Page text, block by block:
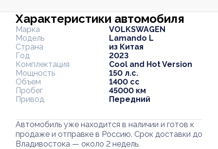
Характеристики автомобиля
Марка
VOLKSWAGEN
Модель
Lamando L
Страна
из Китая
Год
2023
Комплектация
Cool and Hot Version
Мощность
150 л.с.
Объем
1400 cc
Пробег
45000 км
Привод
Передний
Автомобиль уже находится в наличии и готов к
продаже и отправке в Россию. Срок доставки до
Владивостока — около 2 недель.